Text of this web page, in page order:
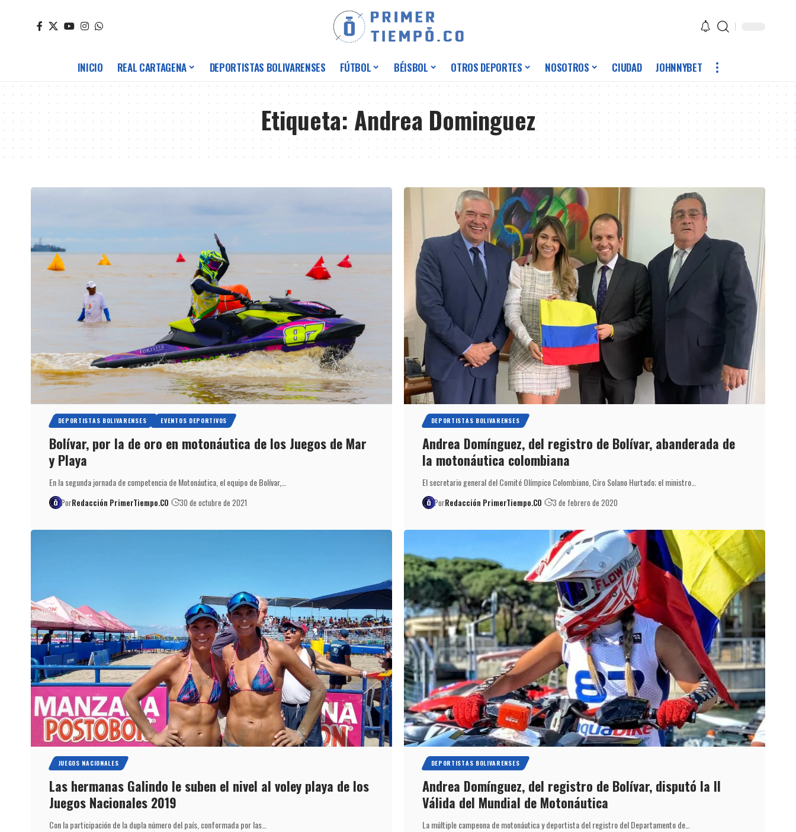
INICIO REAL CARTAGENA DEPORTISTAS BOLIVARENSES FÚTBOL BÉISBOL OTROS DEPORTES NOSOTROS CIUDAD JOHNNYBET
Etiqueta:Andrea Dominguez
DEPORTISTAS BOLIVARENSES EVENTOS DEPORTIVOS
Bolívar, por la de oro en motonáutica de los Juegos de Mar
y Playa
En la segunda jornada de competencia de Motonáutica, el equipo de Bolívar,…
PorRedacción PrimerTiempo.CO 30 de octubre de 2021
DEPORTISTAS BOLIVARENSES
Andrea Domínguez, del registro de Bolívar, abanderada de
la motonáutica colombiana
El secretario general del Comité Olímpico Colombiano, Ciro Solano Hurtado; el ministro…
PorRedacción PrimerTiempo.CO 3 de febrero de 2020
JUEGOS NACIONALES
Las hermanas Galindo le suben el nivel al voley playa de los
Juegos Nacionales 2019
Con la participación de la dupla número del país, conformada por las…
DEPORTISTAS BOLIVARENSES
Andrea Domínguez, del registro de Bolívar, disputó la II
Válida del Mundial de Motonáutica
La múltiple campeona de motonáutica y deportista del registro del Departamento de…